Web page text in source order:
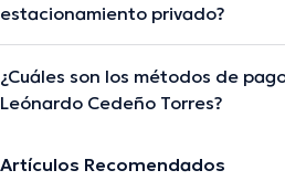
estacionamiento privado?
¿Cuáles son los métodos de
Leónardo Cedeño Torres?
Artículos Recomendados